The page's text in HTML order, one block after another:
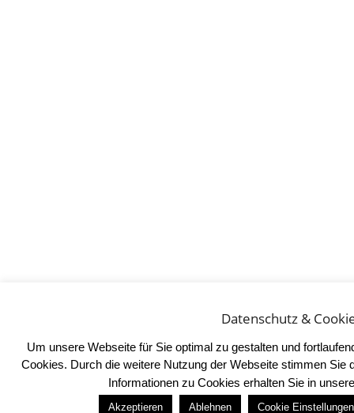
Datenschutz &
Um unsere Webseite für Sie optimal zu gestalten und
Cookies. Durch die weitere Nutzung der Webseite stimmen Sie
Informationen zu Cookies erhalten Sie in
Akzeptieren Ablehnen Cookie Einstellungen